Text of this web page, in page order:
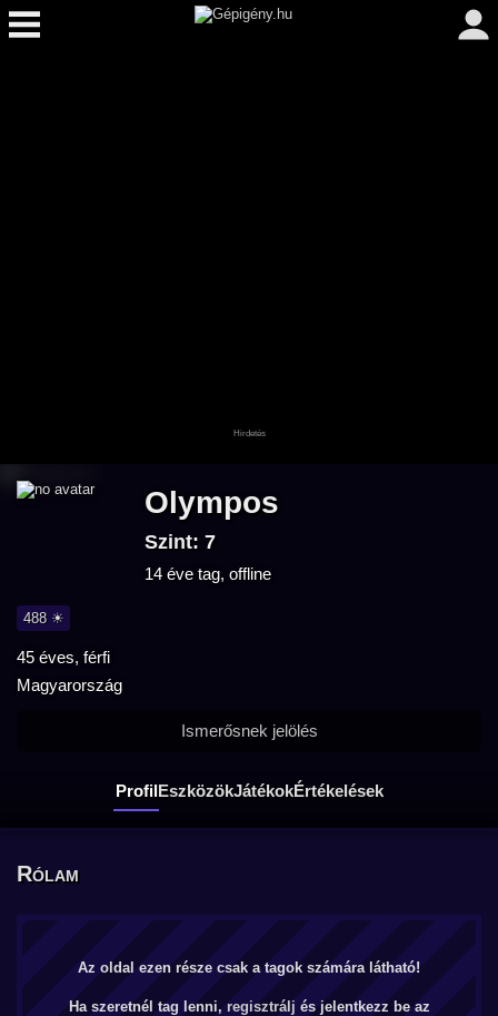
Olympos
Szint: 7
14 éve tag, offline
488 ☀
45 éves, férfi
Magyarország
ProfilEszközökJátékokÉrtékelések
Ismerősnek jelölés
Rólam
Az oldal ezen része csak a tagok számára látható!
Ha szeretnél tag lenni, regisztrálj és jelentkezz be az